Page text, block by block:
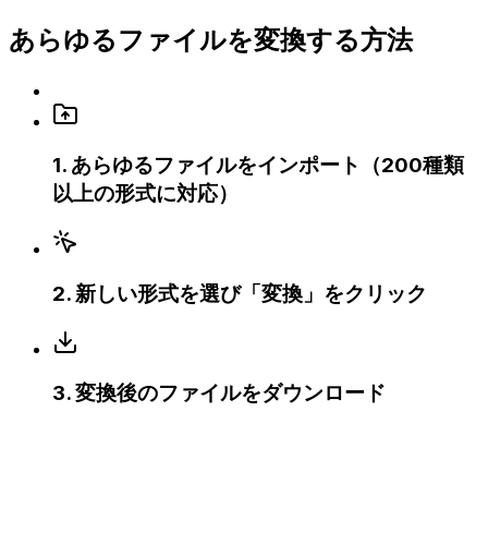
あらゆるファイルを変換する方法
1. あらゆるファイルをインポート（200種類
以上の形式に対応）
2.新しい形式を選び「変換」をクリック
3.変換後のファイルをダウンロード